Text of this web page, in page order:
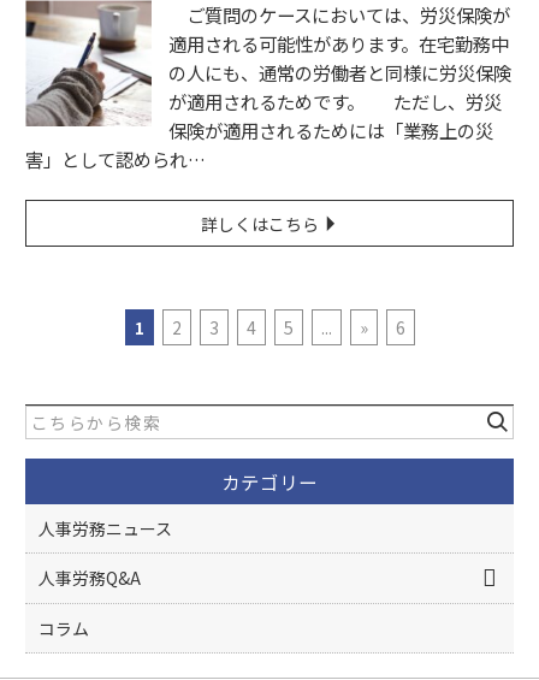
ご質問のケースにおいては、労災保険が
適用される可能性があります。在宅勤務中
の人にも、通常の労働者と同様に労災保険
が適用されるためです。 ただし、労災
保険が適用されるためには「業務上の災
害」として認められ…
詳しくはこちら
1 2 3 4 5 ... » 6
カテゴリー
人事労務ニュース
人事労務Q&A
コラム